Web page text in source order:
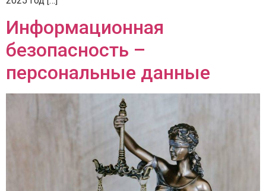
Информационная
безопасность –
персональные данные